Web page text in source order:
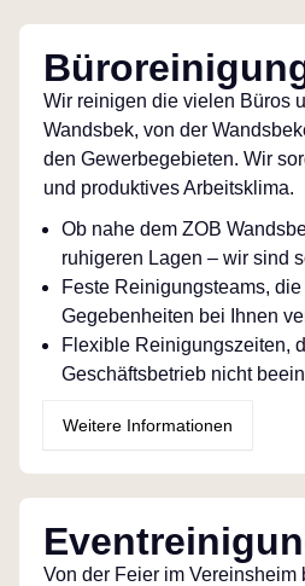
Wir reinigen die vielen Büros
Wandsbek, von der
den Gewerbegebieten. Wir
und produktives Arbeitsklima.
Ob nahe dem ZOB
ruhigeren Lagen – wir sind
Feste Reinigungsteams, die
Gegebenheiten bei Ihnen
Flexible Reinigungszeiten,
Geschäftsbetrieb nicht
Weitere Informationen
Von der Feier im Vereinsheim